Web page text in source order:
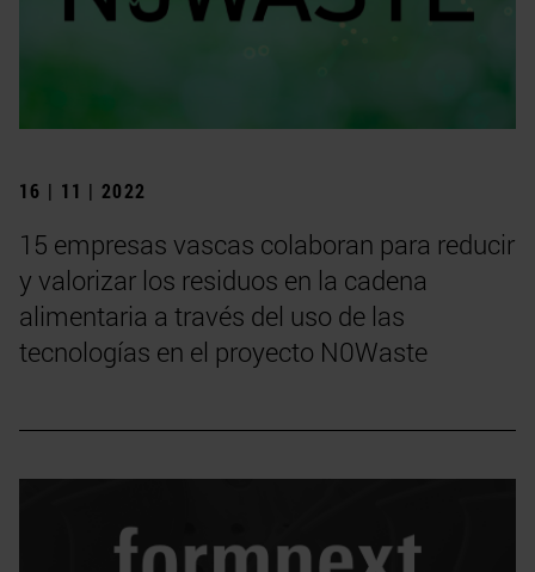
16 | 11 | 2022
15 empresas vascas colaboran para reducir
y valorizar los residuos en la cadena
alimentaria a través del uso de las
tecnologías en el proyecto N0Waste